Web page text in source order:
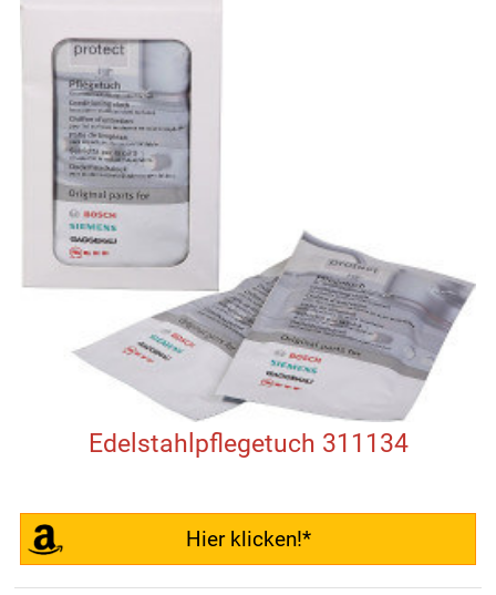
Edelstahlpflegetuch 311134
Hier klicken!*